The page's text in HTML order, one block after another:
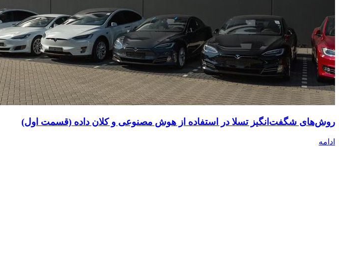
روش‌های شگفت‌انگیز تسلا در استفاده از هوش مصنوعی و کلان داده (قسمت اول)
ادامه